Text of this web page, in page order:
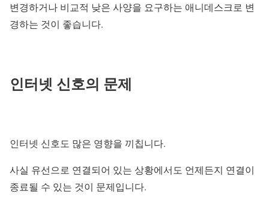
변경하거나 비교적 낮은 사양을 요구하는 애니데스크로 변
경하는 것이 좋습니다.
인터넷 신호의 문제
인터넷 신호도 많은 영향을 끼칩니다.
사실 유선으로 연결되어 있는 상황에서도 언제든지 연결이
종료될 수 있는 것이 문제입니다.